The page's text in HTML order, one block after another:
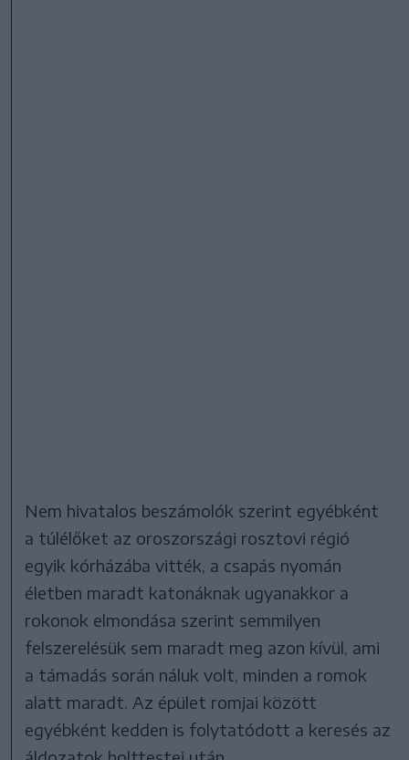
Nem hivatalos beszámolók szerint egyébként
a túlélőket az oroszországi rosztovi régió
egyik kórházába vitték, a csapás nyomán
életben maradt katonáknak ugyanakkor a
rokonok elmondása szerint semmilyen
felszerelésük sem maradt meg azon kívül, ami
a támadás során náluk volt, minden a romok
alatt maradt. Az épület romjai között
egyébként kedden is folytatódott a keresés az